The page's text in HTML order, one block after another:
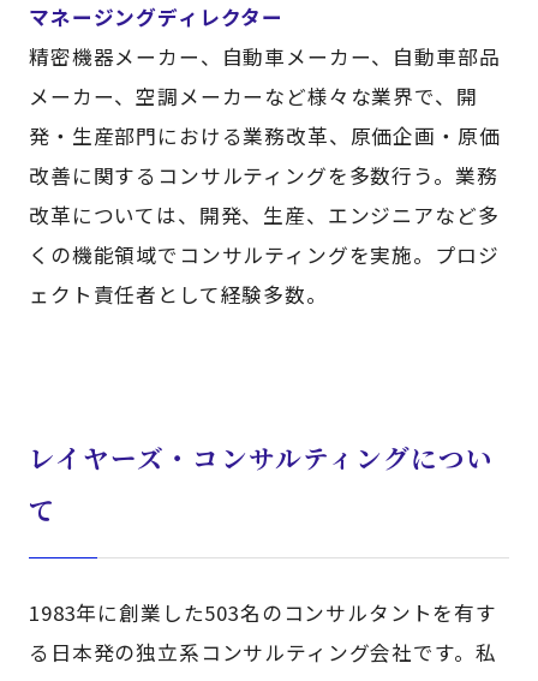
マネージングディレクター
精密機器メーカー、自動車メーカー、自動車部品
メーカー、空調メーカーなど様々な業界で、開
発・生産部門における業務改革、原価企画・原価
改善に関するコンサルティングを多数行う。業務
改革については、開発、生産、エンジニアなど多
くの機能領域でコンサルティングを実施。プロジ
ェクト責任者として経験多数。
レイヤーズ・コンサルティングについ
て
1983年に創業した503名のコンサルタントを有す
る日本発の独立系コンサルティング会社です。私